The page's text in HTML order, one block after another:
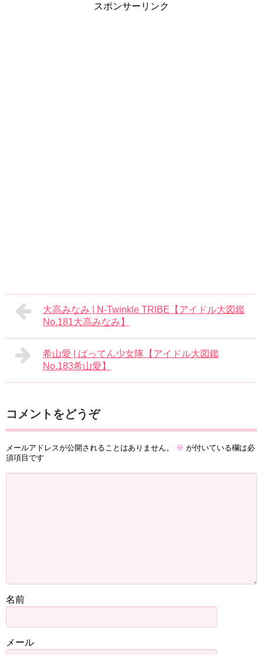
スポンサーリンク
大高みなみ | N-Twinkle TRlBE【アイドル大図鑑
No.181大高みなみ】
希山愛 | ばってん少女隊【アイドル大図鑑
No.183希山愛】
コメントをどうぞ
メールアドレスが公開されることはありません。 ※ が付いている欄は必
須項目です
名前
メール